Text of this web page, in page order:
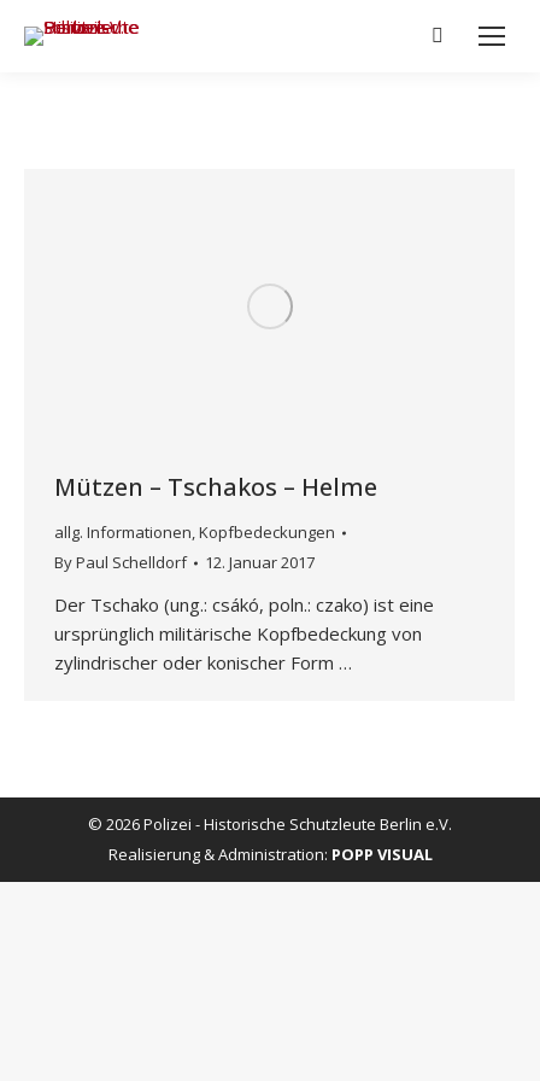
Search:
Mützen – Tschakos – Helme
allg. Informationen,Kopfbedeckungen
ByPaul Schelldorf 12. Januar 2017
Der Tschako (ung.: csákó, poln.: czako) ist eine
ursprünglich militärische Kopfbedeckung von
zylindrischer oder konischer Form …
© 2026 Polizei - Historische Schutzleute Berlin e.V.
Realisierung & Administration: POPP VISUAL